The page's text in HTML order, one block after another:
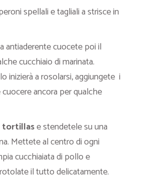
spellali e tagliali a strisce in
antiaderente cuocete poi il
cucchiaio di marinata.
inizierà a rosolarsi, aggiungete i
ancora per qualche
tortillase stendetele su una
Mettete al centro di ogni
cucchiaiata di pollo e
il tutto delicatamente.